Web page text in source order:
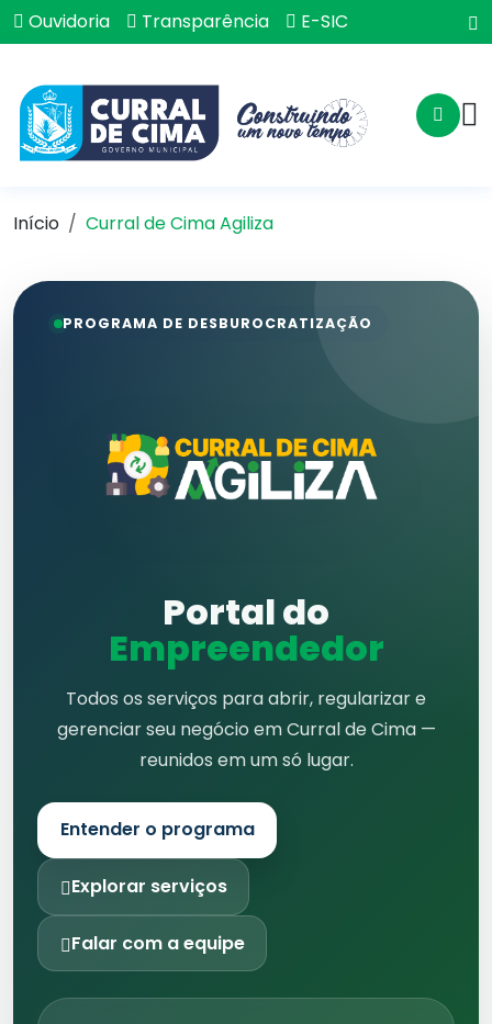
Ouvidoria Transparência E-SIC
Início Curral de Cima Agiliza
PROGRAMA DE DESBUROCRATIZAÇÃO
Portal do
Empreendedor
Todos os serviços para abrir, regularizar e
gerenciar seu negócio em Curral de Cima —
reunidos em um só lugar.
Entender o programa
Explorar serviços
Falar com a equipe